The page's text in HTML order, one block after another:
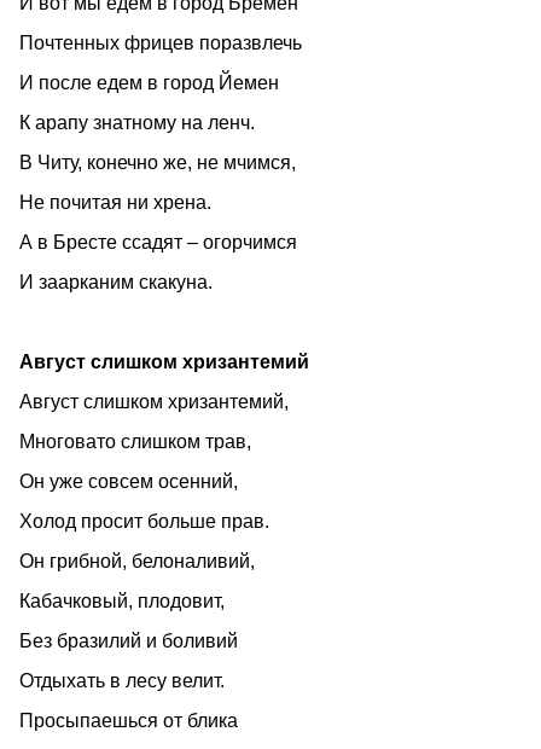
Почтенных фрицев поразвлечь
И после едем в город Йемен
К арапу знатному на ленч.
В Читу, конечно же, не мчимся,
Не почитая ни хрена.
А в Бресте ссадят – огорчимся
И заарканим скакуна.
Август слишком хризантемий
Август слишком хризантемий,
Многовато слишком трав,
Он уже совсем осенний,
Холод просит больше прав.
Он грибной, белоналивий,
Кабачковый, плодовит,
Без бразилий и боливий
Отдыхать в лесу велит.
Просыпаешься от блика